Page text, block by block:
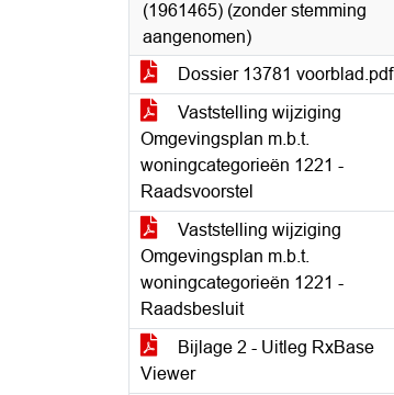
(1961465) (zonder stemming
aangenomen)
Dossier 13781 voorblad.pdf
Vaststelling wijziging
Omgevingsplan m.b.t.
woningcategorieën 1221 -
Raadsvoorstel
Vaststelling wijziging
Omgevingsplan m.b.t.
woningcategorieën 1221 -
Raadsbesluit
Bijlage 2 - Uitleg RxBase
Viewer